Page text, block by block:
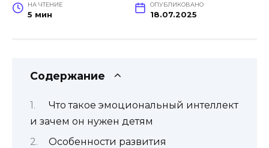
НА ЧТЕНИЕ
5 мин
ОПУБЛИКОВАНО
18.07.2025
Содержание
Что такое эмоциональный интеллект
и зачем он нужен детям
Особенности развития